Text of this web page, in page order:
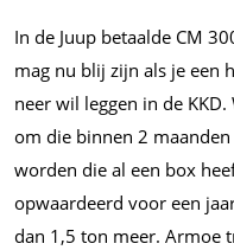
In de Juup betaalde CM
mag nu blij zijn als je een
neer wil leggen in de
om die binnen 2
worden die al een box
opwaardeerd voor een
dan 1,5 ton meer. Armoe